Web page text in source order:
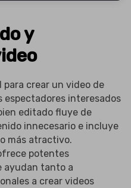
y
para crear un video de
espectadores interesados
editado fluye de
innecesario e incluye
más atractivo.
potentes
ayudan tanto a
a crear videos